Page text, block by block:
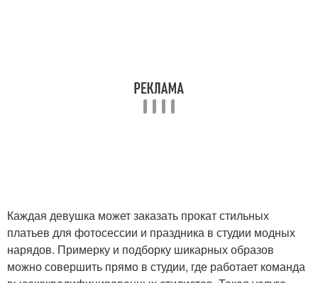
Каждая девушка может заказать прокат стильных
платьев для фотосессии и праздника в студии модных
нарядов. Примерку и подборку шикарных образов
можно совершить прямо в студии, где работает команда